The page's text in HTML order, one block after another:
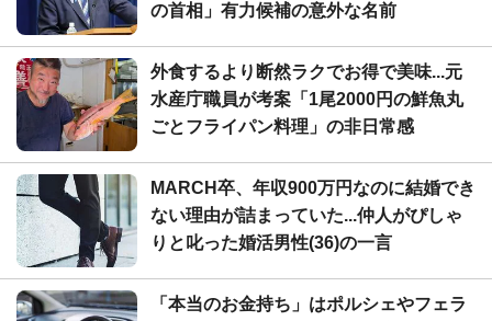
の首相」有力候補の意外な名前
外食するより断然ラクでお得で美味...元
水産庁職員が考案「1尾2000円の鮮魚丸
ごとフライパン料理」の非日常感
MARCH卒、年収900万円なのに結婚でき
ない理由が詰まっていた...仲人がぴしゃ
りと叱った婚活男性(36)の一言
「本当のお金持ち」はポルシェやフェラ